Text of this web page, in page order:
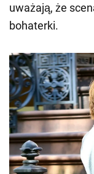
uważają, że
bohaterki.